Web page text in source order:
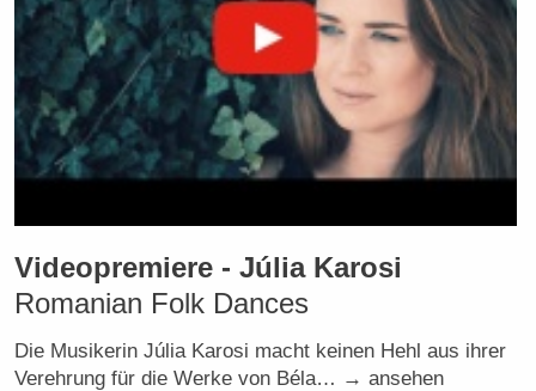
Videopremiere - Júlia Karosi
Romanian Folk Dances
Die Musikerin Júlia Karosi macht keinen Hehl aus ihrer
Verehrung für die Werke von Béla… → ansehen